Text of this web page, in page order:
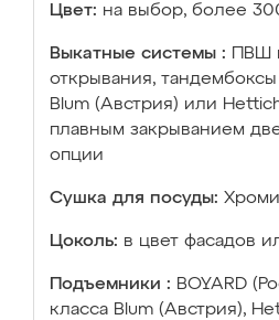
Цвет: на выбор, более
Выкатные системы :
ПВШ
открывания, тандембоксы
Blum (Австрия) или
плавным закрыванием
опции
Сушка для посуды:
Цоколь: в цвет фасадов
Подъемники : BOYARD
класса Blum (Австрия),